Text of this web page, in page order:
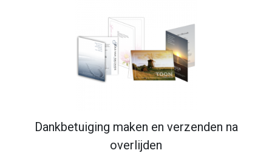
Dankbetuiging maken en verzenden na
overlijden